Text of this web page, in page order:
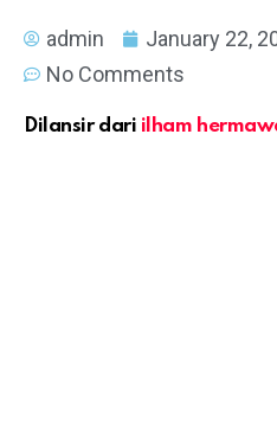
admin January 22,
No Comments
Dilansir dari ilham